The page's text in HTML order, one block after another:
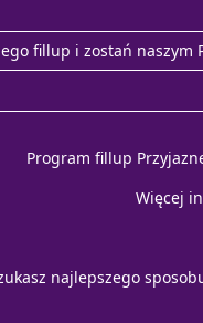
fillup i zostań naszym
Program fillup
Więcej
najlepszego